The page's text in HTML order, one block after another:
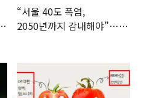
“서울 40도 폭염,
2050년까지 감내해야”…